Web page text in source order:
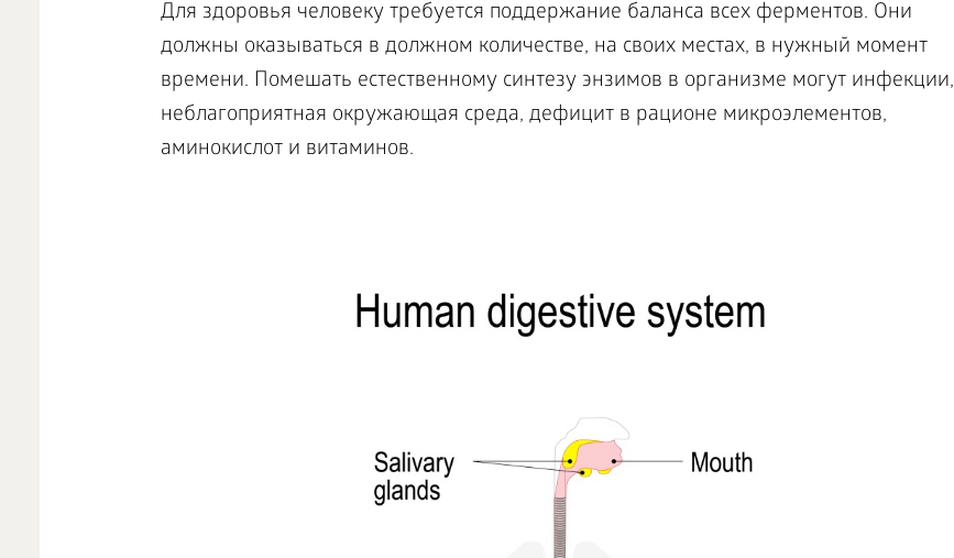
Для здоровья человеку требуется поддержание баланса всех ферментов. Они
должны оказываться в должном количестве, на своих местах, в нужный момент
времени. Помешать естественному синтезу энзимов в организме могут инфекции,
неблагоприятная окружающая среда, дефицит в рационе микроэлементов,
аминокислот и витаминов.